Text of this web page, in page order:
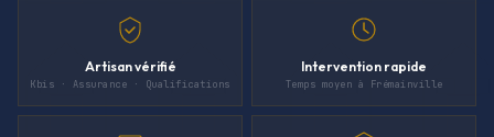
Artisan vérifié
Kbis · Assurance · Qualifications
Intervention rapide
Temps moyen à Frémainville